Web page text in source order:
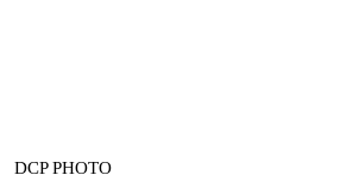
DCP PHOTO